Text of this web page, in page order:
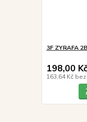
3F ZYRAFA
198,00 Kč
163,64 Kč bez